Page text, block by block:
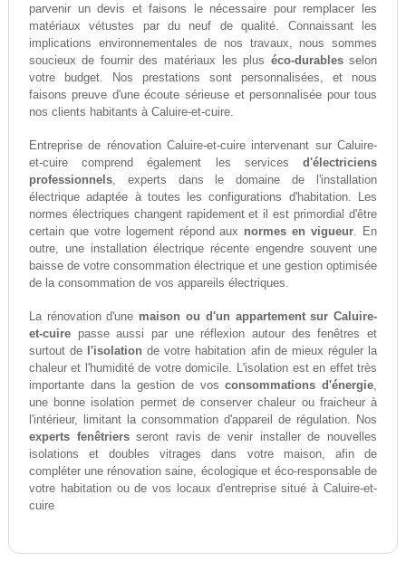
parvenir un devis et faisons le nécessaire pour remplacer les
matériaux vétustes par du neuf de qualité. Connaissant les
implications environnementales de nos travaux, nous sommes
soucieux de fournir des matériaux les plus éco-durablesselon
votre budget. Nos prestations sont personnalisées, et nous
faisons preuve d'une écoute sérieuse et personnalisée pour tous
nos clients habitants à Caluire-et-cuire.
Entreprise de rénovation Caluire-et-cuire intervenant sur Caluire-
et-cuire comprend également les servicesd'électriciens
professionnels, experts dans le domaine de l'installation
électrique adaptée à toutes les configurations d'habitation. Les
normes électriques changent rapidement et il est primordial d'être
certain que votre logement répond aux normes en vigueur. En
outre, une installation électrique récente engendre souvent une
baisse de votre consommation électrique et une gestion optimisée
de la consommation de vos appareils électriques.
La rénovation d'une maison ou d'un appartement sur Caluire-
et-cuirepasse aussi par une réflexion autour des fenêtres et
surtout de l'isolation de votre habitation afin de mieux réguler la
chaleur et l'humidité de votre domicile. L'isolation est en effet très
importante dans la gestion de vosconsommations d'énergie,
une bonne isolation permet de conserver chaleur ou fraicheur à
l'intérieur, limitant la consommation d'appareil de régulation. Nos
experts fenêtriersseront ravis de venir installer de nouvelles
isolations et doubles vitrages dans votre maison, afin de
compléter une rénovation saine, écologique et éco-responsable de
votre habitation ou de vos locaux d'entreprise situé à Caluire-et-
cuire